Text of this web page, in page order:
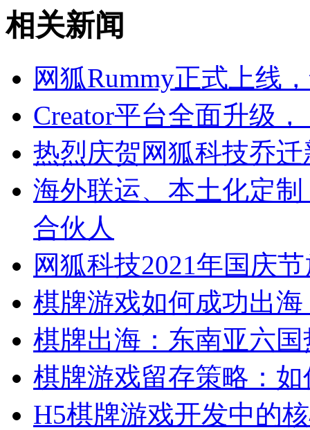
相关新闻
网狐Rummy正式上线
Creator平台全面升级
热烈庆贺网狐科技乔迁
海外联运、本土化定
合伙人
网狐科技2021年国庆
棋牌游戏如何成功出
棋牌出海：东南亚六
棋牌游戏留存策略：
H5棋牌游戏开发中的